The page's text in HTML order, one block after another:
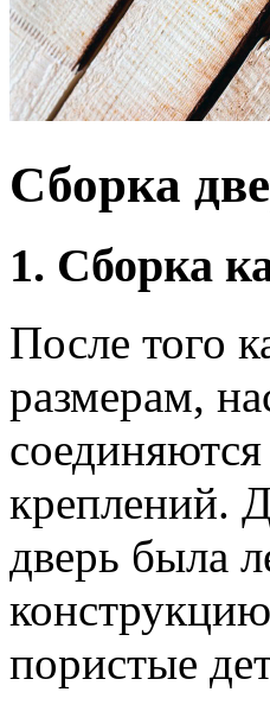
Сборка
1. Сборка
После того
размерам,
креплений.
дверь была
пористые